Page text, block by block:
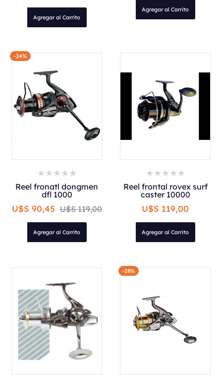
Agregar al Carrito
Agregar al Carrito
-24%
Reel fronatl dongmen
dfl 1000
U$S 90,45 U$S 119,00
Agregar al Carrito
Reel frontal rovex surf
caster 10000
U$S 119,00
Agregar al Carrito
-28%